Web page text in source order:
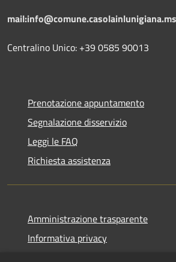
Centralino Unico: +39 0585 90013
Prenotazione appuntamento
Segnalazione disservizio
Leggi le FAQ
Richiesta assistenza
Amministrazione trasparente
Informativa privacy